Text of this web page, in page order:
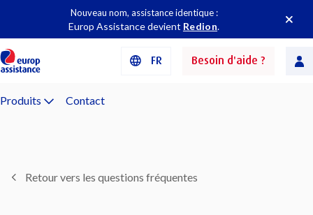
Nouveau nom, assistance identique :
Europ Assistance devient Redion.
FR Besoin d'aide ?
Produits Contact
Retour vers les questions fréquentes